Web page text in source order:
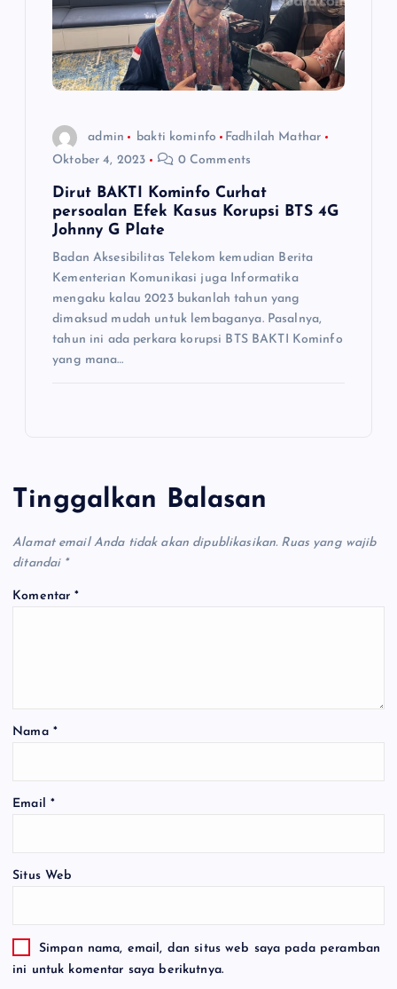
admin bakti kominfo
Fadhilah Mathar
Oktober 4, 2023
0 Comments
Dirut BAKTI Kominfo Curhat
persoalan Efek Kasus Korupsi BTS 4G
Johnny G Plate
Badan Aksesibilitas Telekom kemudian Berita
Kementerian Komunikasi juga Informatika
mengaku kalau 2023 bukanlah tahun yang
dimaksud mudah untuk lembaganya. Pasalnya,
tahun ini ada perkara korupsi BTS BAKTI Kominfo
yang mana…
Tinggalkan Balasan
Alamat email Anda tidak akan dipublikasikan. Ruas yang wajib
ditandai *
Komentar*
Nama *
Email *
Situs Web
Simpan nama, email, dan situs web saya pada peramban
ini untuk komentar saya berikutnya.